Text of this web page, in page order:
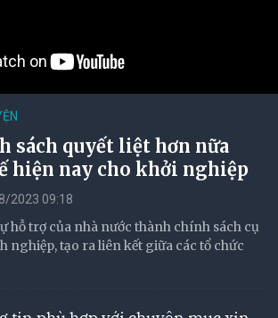
sách quyết liệt hơn nữa
hiện nay cho khởi nghiệp
2023 09:18
hỗ trợ của nhà nước thành chính sách cụ
nghiệp, tạo ra liên kết giữa các tổ chức